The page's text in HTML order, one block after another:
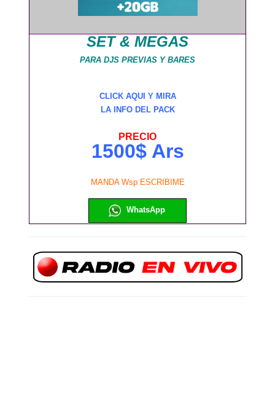
SET & MEGAS
PARA DJS PREVIAS Y BARES
CLICK AQUI Y MIRA
LA INFO DEL PACK
PRECIO
1500$ Ars
MANDA Wsp ESCRIBIME
WhatsApp